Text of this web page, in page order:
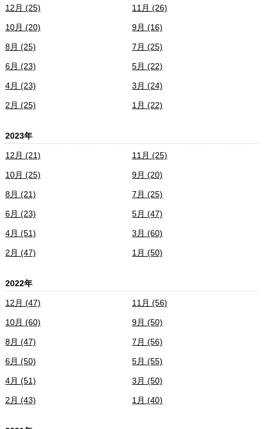
12月 (25) 11月 (26)
10月 (20) 9月 (16)
8月 (25) 7月 (25)
6月 (23) 5月 (22)
4月 (23) 3月 (24)
2月 (25) 1月 (22)
2023年
12月 (21) 11月 (25)
10月 (25) 9月 (20)
8月 (21) 7月 (25)
6月 (23) 5月 (47)
4月 (51) 3月 (60)
2月 (47) 1月 (50)
2022年
12月 (47) 11月 (56)
10月 (60) 9月 (50)
8月 (47) 7月 (56)
6月 (50) 5月 (55)
4月 (51) 3月 (50)
2月 (43) 1月 (40)